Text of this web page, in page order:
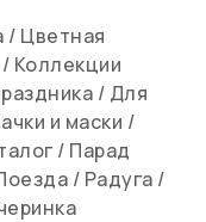
/ Цветная
/ Коллекции
/ Для
и маски /
/ Парад
/ Радуга /